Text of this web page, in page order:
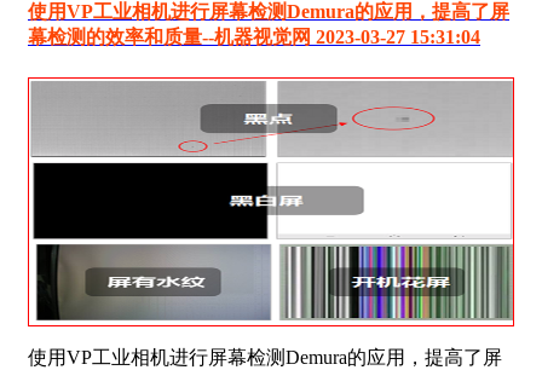
使用VP工业相机进行屏幕检测Demura的应用，提高了屏
幕检测的效率和质量--机器视觉网 2023-03-27 15:31:04
使用VP工业相机进行屏幕检测Demura的应用，提高了屏